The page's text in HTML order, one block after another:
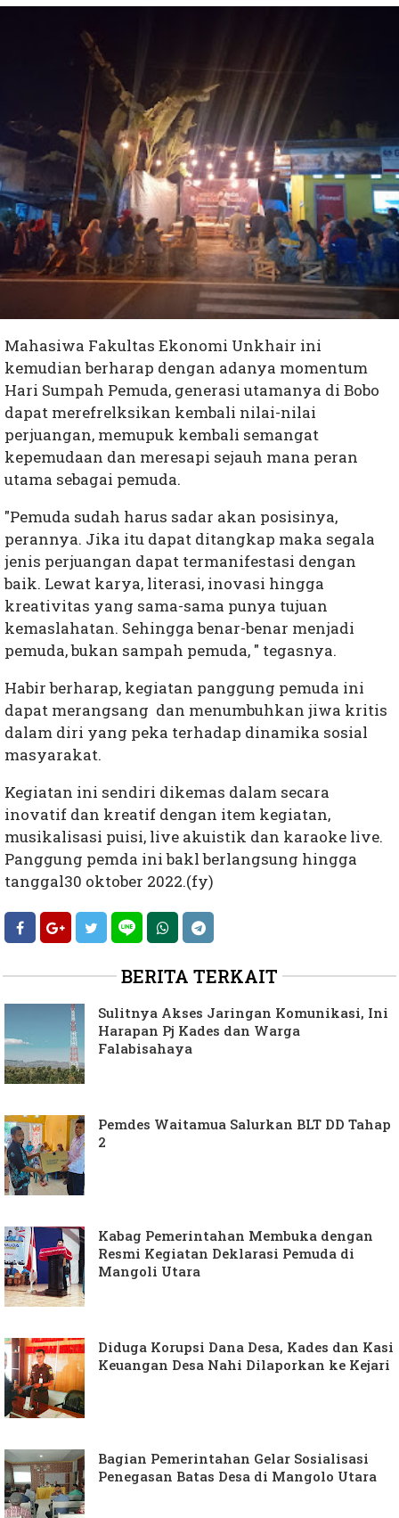
Mahasiwa Fakultas Ekonomi Unkhair ini
kemudian berharap dengan adanya momentum
Hari Sumpah Pemuda, generasi utamanya di Bobo
dapat merefrelksikan kembali nilai-nilai
perjuangan, memupuk kembali semangat
kepemudaan dan meresapi sejauh mana peran
utama sebagai pemuda.
"Pemuda sudah harus sadar akan posisinya,
perannya. Jika itu dapat ditangkap maka segala
jenis perjuangan dapat termanifestasi dengan
baik. Lewat karya, literasi, inovasi hingga
kreativitas yang sama-sama punya tujuan
kemaslahatan. Sehingga benar-benar menjadi
pemuda, bukan sampah pemuda, " tegasnya.
Habir berharap, kegiatan panggung pemuda ini
dapat merangsang dan menumbuhkan jiwa kritis
dalam diri yang peka terhadap dinamika sosial
masyarakat.
Kegiatan ini sendiri dikemas dalam secara
inovatif dan kreatif dengan item kegiatan,
musikalisasi puisi, live akuistik dan karaoke live.
Panggung pemda ini bakl berlangsung hingga
tanggal30 oktober 2022.(fy)
BERITA TERKAIT
Sulitnya Akses Jaringan Komunikasi, Ini
Harapan Pj Kades dan Warga
Falabisahaya
Pemdes Waitamua Salurkan BLT DD Tahap
2
Kabag Pemerintahan Membuka dengan
Resmi Kegiatan Deklarasi Pemuda di
Mangoli Utara
Diduga Korupsi Dana Desa, Kades dan Kasi
Keuangan Desa Nahi Dilaporkan ke Kejari
Bagian Pemerintahan Gelar Sosialisasi
Penegasan Batas Desa di Mangolo Utara